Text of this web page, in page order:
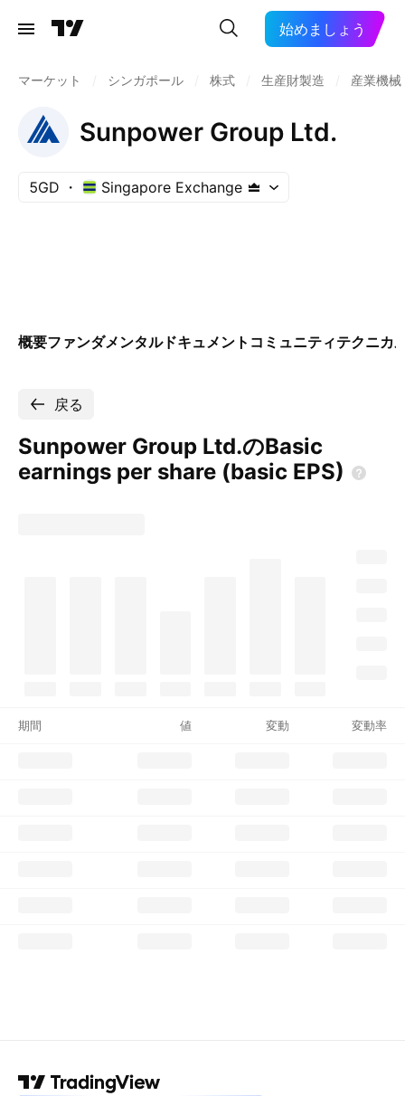
始めましょう
マーケット シンガポール 株式 生産財製造 産業機械
Sunpower Group Ltd.
5GD Singapore Exchange
概要ファンダメンタルドキュメント コミュニティテクニカ
戻る
Sunpower Group Ltd.のBasic
earnings per share (basic EPS)
期間 値 変動 変動率